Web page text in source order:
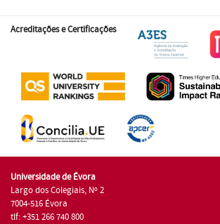
Acreditações e Certificações
Universidade de Évora
Largo dos Colegiais, Nº 2
7004-516 Évora
tlf: +351 266 740 800